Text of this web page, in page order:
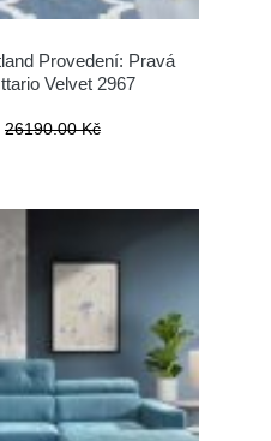
Provedení: Pravá
Velvet 2967
26190.00 Kč